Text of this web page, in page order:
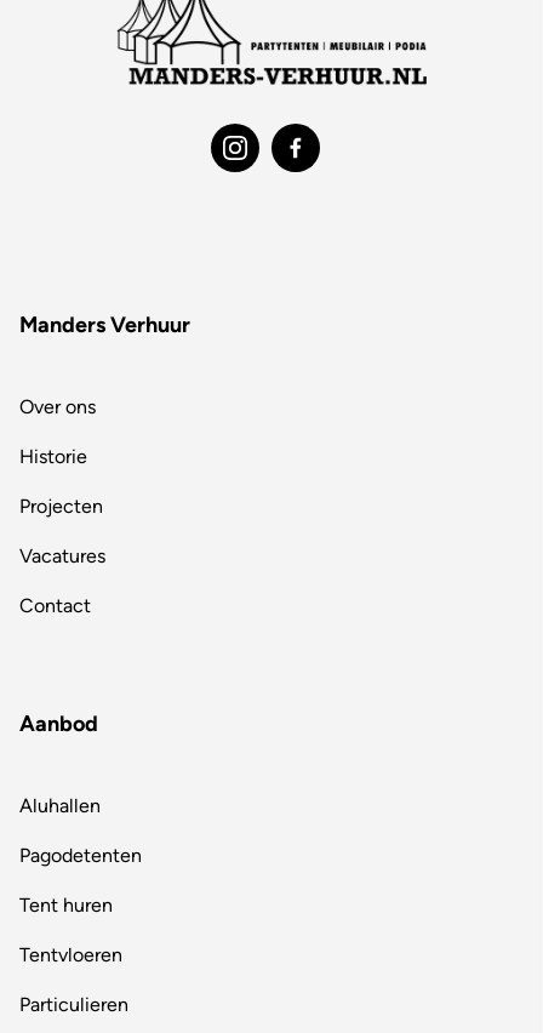
Manders Verhuur
Over ons
Historie
Projecten
Vacatures
Contact
Aanbod
Aluhallen
Pagodetenten
Tent huren
Tentvloeren
Particulieren